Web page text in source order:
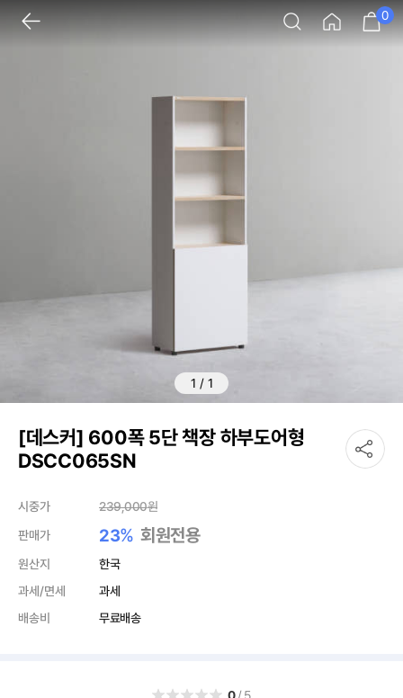
0
1 / 1
[데스커] 600폭 5단 책장 하부도어형
DSCC065SN
시중가 239,000원
판매가
23% 회원전용
원산지
한국
과세/면세
과세
배송비
무료배송